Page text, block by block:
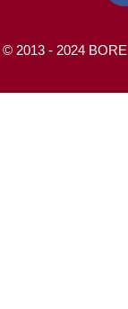
© 2013 - 2024